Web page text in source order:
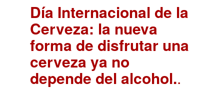
Día Internacional de la
Cerveza: la nueva
forma de disfrutar una
cerveza ya no
depende del alcohol..